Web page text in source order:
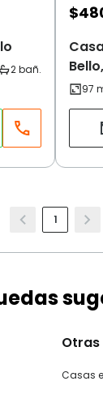
$
1